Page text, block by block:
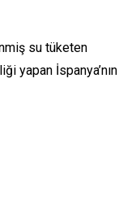
su tüketen
yapan İspanya’nın